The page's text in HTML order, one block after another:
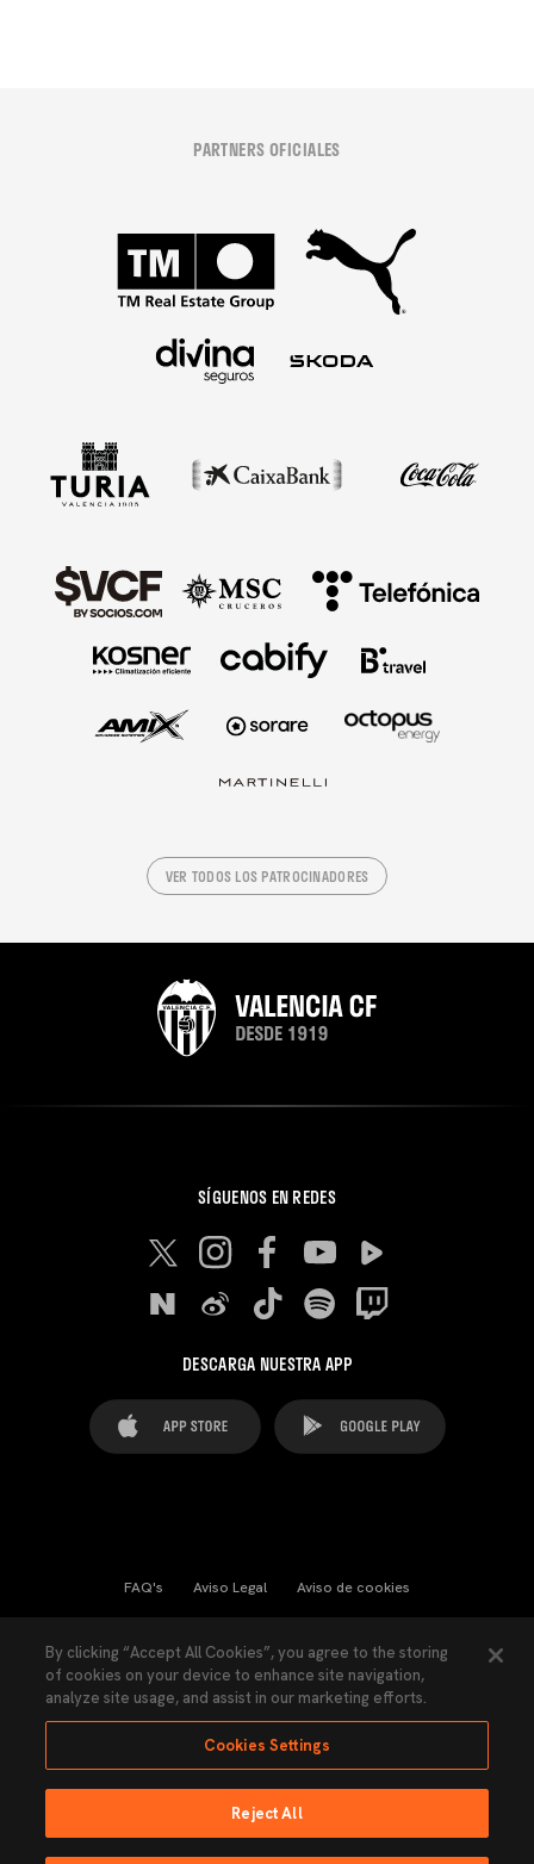
PARTNERS OFICIALES
VER TODOS LOS PATROCINADORES
SÍGUENOS EN REDES
DESCARGA NUESTRA APP
FAQ's Aviso Legal Aviso de cookies
Ley Transparencia Política de Privacidad
Accesibilidad
Ninguna parte de esta página puede ser reproducida sin el permiso del Valencia
By clicking “Accept All Cookies”, you agree to the storing
of cookies on your device to enhance site navigation,
analyze site usage, and assist in our marketing efforts.
Cookies Settings
Reject All